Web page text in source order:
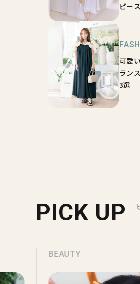
ピー
可愛
ラン
3選
PICK UP
BEAUTY